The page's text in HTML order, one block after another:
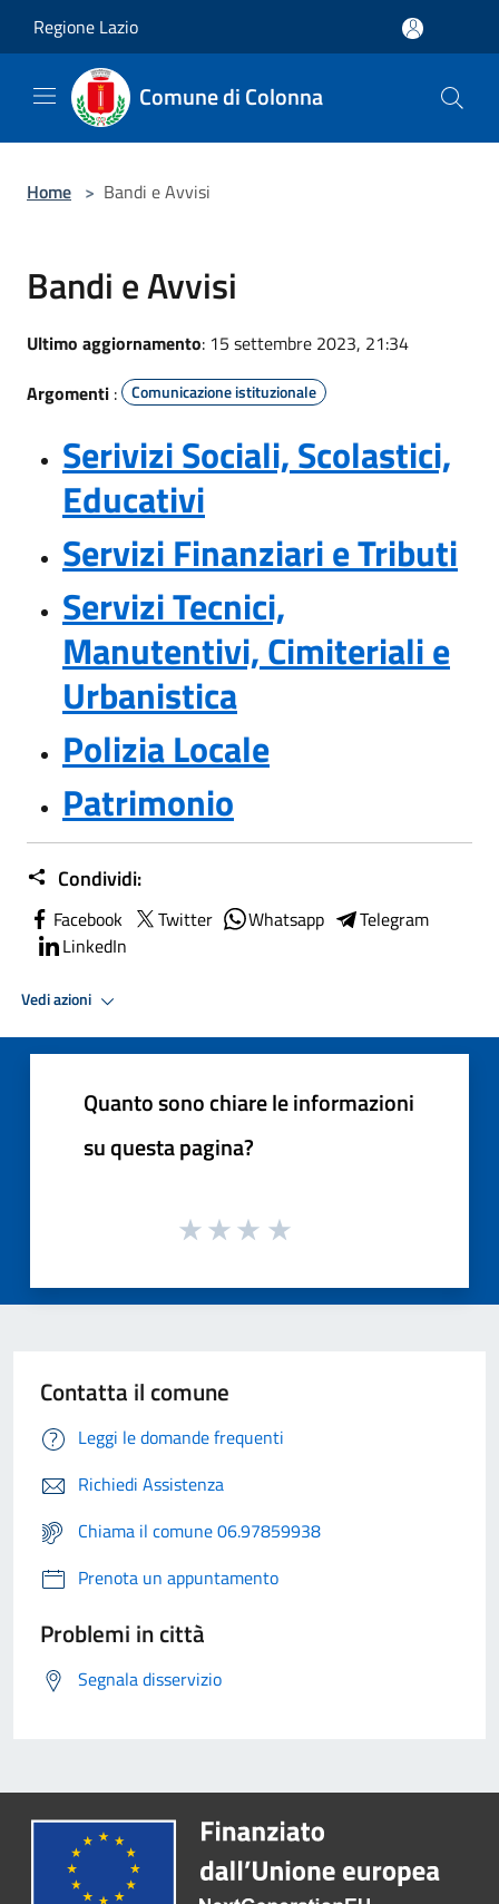
Regione Lazio
Comune di Colonna
Home > Bandi e Avvisi
Bandi e Avvisi
Ultimo aggiornamento: 15 settembre 2023, 21:34
Argomenti : Comunicazione istituzionale
Serivizi Sociali, Scolastici,
Educativi
Servizi Finanziari e Tributi
Servizi Tecnici,
Manutentivi, Cimiteriali e
Urbanistica
Polizia Locale
Patrimonio
Condividi:
Facebook Twitter Whatsapp
Telegram
LinkedIn
Vedi azioni
Quanto sono chiare le informazioni
su questa pagina?
Contatta il comune
Leggi le domande frequenti
Richiedi Assistenza
Chiama il comune 06.97859938
Prenota un appuntamento
Problemi in città
Segnala disservizio